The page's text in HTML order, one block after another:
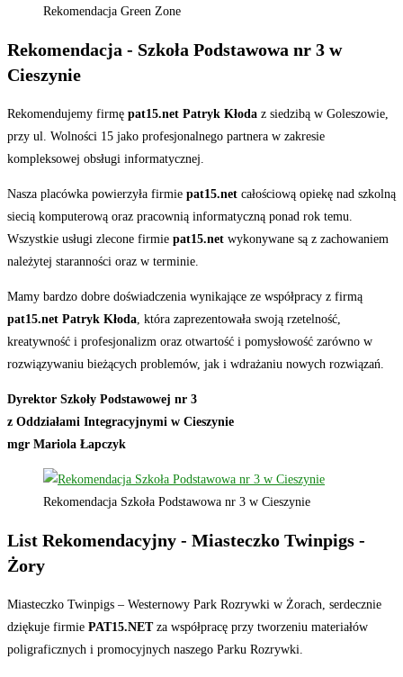
Rekomendacja Green Zone
Rekomendacja - Szkoła Podstawowa nr 3 w
Cieszynie
Rekomendujemy firmę pat15.net Patryk Kłoda z siedzibą w Goleszowie,
przy ul. Wolności 15 jako profesjonalnego partnera w zakresie
kompleksowej obsługi informatycznej.
Nasza placówka powierzyła firmie pat15.net całościową opiekę nad szkolną
siecią komputerową oraz pracownią informatyczną ponad rok temu.
Wszystkie usługi zlecone firmie pat15.net wykonywane są z zachowaniem
należytej staranności oraz w terminie.
Mamy bardzo dobre doświadczenia wynikające ze współpracy z firmą
pat15.net Patryk Kłoda , która zaprezentowała swoją rzetelność,
kreatywność i profesjonalizm oraz otwartość i pomysłowość zarówno w
rozwiązywaniu bieżących problemów, jak i wdrażaniu nowych rozwiązań.
Dyrektor Szkoły Podstawowej nr 3
z Oddziałami Integracyjnymi w Cieszynie
mgr Mariola Łapczyk
Rekomendacja Szkoła Podstawowa nr 3 w Cieszynie
List Rekomendacyjny - Miasteczko Twinpigs -
Żory
Miasteczko Twinpigs – Westernowy Park Rozrywki w Żorach, serdecznie
dziękuje firmie PAT15.NETza współpracę przy tworzeniu materiałów
poligraficznych i promocyjnych naszego Parku Rozrywki.